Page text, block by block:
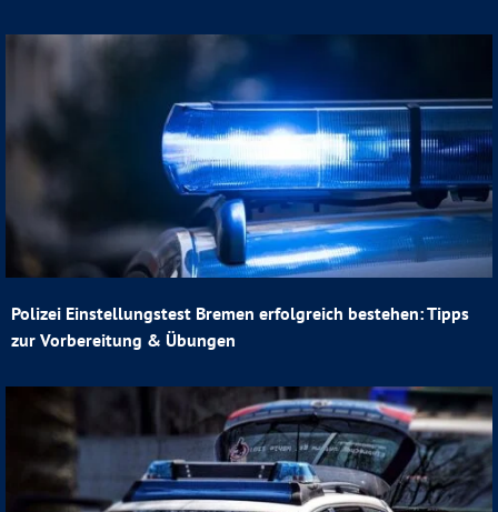
Polizei Einstellungstest Bremen erfolgreich bestehen: Tipps
zur Vorbereitung & Übungen